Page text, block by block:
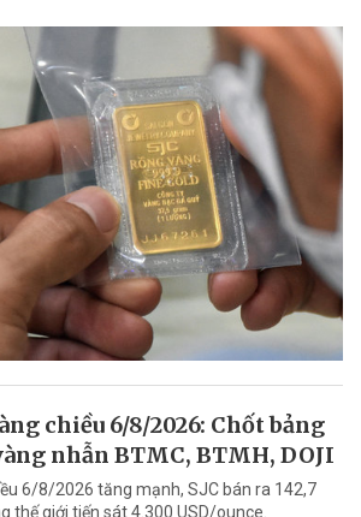
chiều 6/8/2026: Chốt bảng
nhẫn BTMC, BTMH, DOJI
6/8/2026 tăng mạnh, SJC bán ra 142,7
thế giới tiến sát 4.300 USD/ounce.